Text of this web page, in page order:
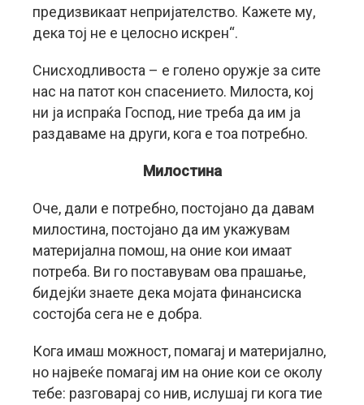
предизвикаат непријателство. Кажете му,
дека тој не е целосно искрен“.
Снисходливоста – е голено оружје за сите
нас на патот кон спасението. Милоста, кој
ни ја испраќа Господ, ние треба да им ја
раздаваме на други, кога е тоа потребно.
Милостина
Оче, дали е потребно, постојано да давам
милостина, постојано да им укажувам
материјална помош, на оние кои имаат
потреба. Ви го поставувам ова прашање,
бидејќи знаете дека мојата финансиска
состојба сега не е добра.
Кога имаш можност, помагај и материјално,
но највеќе помагај им на оние кои се околу
тебе: разговарај со нив, ислушај ги кога тие